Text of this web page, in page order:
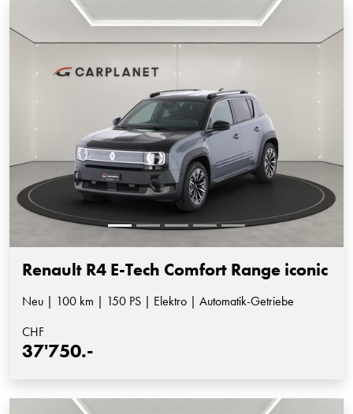
Renault R4 E-Tech Comfort Range iconic
Neu | 100 km | 150 PS | Elektro | Automatik-Getriebe
CHF
37'750.-